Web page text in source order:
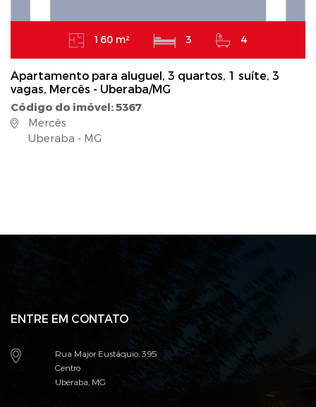
160 m² 3 4
Apartamento para aluguel, 3 quartos, 1 suíte, 3
vagas, Mercês - Uberaba/MG
Código do imóvel: 5367
Mercês
Uberaba - MG
ENTRE EM CONTATO
Rua Major Eustáquio, 395
Centro
Uberaba, MG